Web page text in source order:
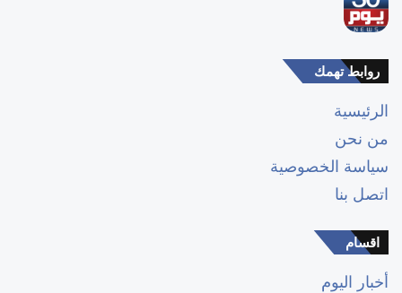
روابط تهمك
الرئيسية
من نحن
سياسة الخصوصية
اتصل بنا
اقسام
أخبار اليوم